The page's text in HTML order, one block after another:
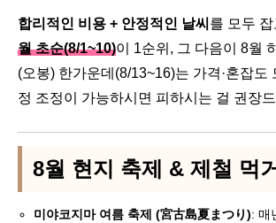
합리적인 비용 + 안정적인 날씨 를 모두
월 초순(8/1~10)이 1순위, 그 다음이 8월
(오봉) 한가운데(8/13~16)는 가격·혼잡도
정 조정이 가능하시면 피하시는 걸 권장
8월 현지 축제 & 제철 먹
미야코지마 여름 축제 (宮古島夏まつり): 매